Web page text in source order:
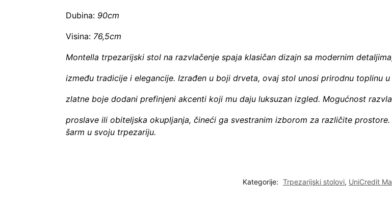
Dubina: 90cm
Visina: 76,5cm
Montella trpezarijski stol na razvlačenje spaja klasičan dizajn sa modernim
između tradicije i elegancije. Izrađen u boji drveta, ovaj stol unosi prirodnu toplinu
zlatne boje dodani prefinjeni akcenti koji mu daju luksuzan izgled. Mogućnost
proslave ili obiteljska okupljanja, čineći ga svestranim izborom za različite
šarm u svoju trpezariju.
Kategorije: Trpezarijski stolovi, UniCredit